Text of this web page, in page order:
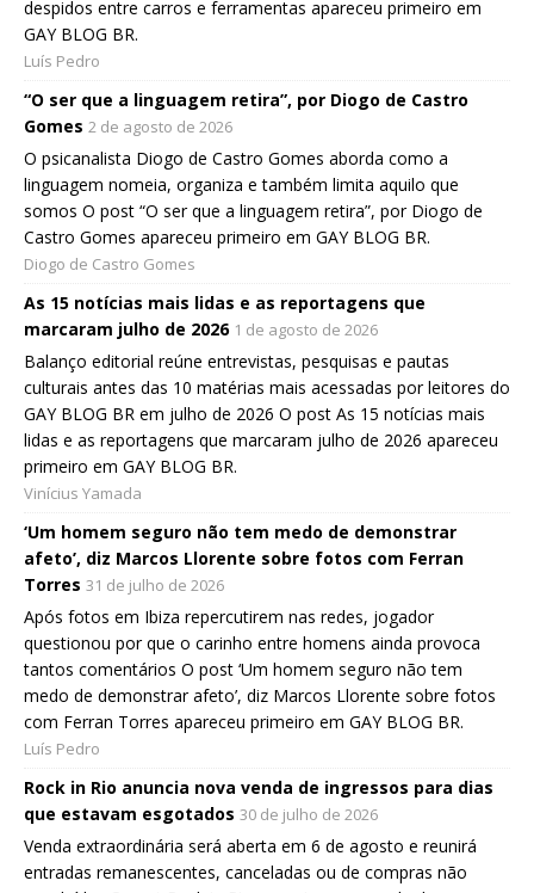
despidos entre carros e ferramentas apareceu primeiro em
GAY BLOG BR.
Luís Pedro
“O ser que a linguagem retira”, por Diogo de Castro
Gomes 2 de agosto de 2026
O psicanalista Diogo de Castro Gomes aborda como a
linguagem nomeia, organiza e também limita aquilo que
somos O post “O ser que a linguagem retira”, por Diogo de
Castro Gomes apareceu primeiro em GAY BLOG BR.
Diogo de Castro Gomes
As 15 notícias mais lidas e as reportagens que
marcaram julho de 2026 1 de agosto de 2026
Balanço editorial reúne entrevistas, pesquisas e pautas
culturais antes das 10 matérias mais acessadas por leitores do
GAY BLOG BR em julho de 2026 O post As 15 notícias mais
lidas e as reportagens que marcaram julho de 2026 apareceu
primeiro em GAY BLOG BR.
Vinícius Yamada
‘Um homem seguro não tem medo de demonstrar
afeto’, diz Marcos Llorente sobre fotos com Ferran
Torres 31 de julho de 2026
Após fotos em Ibiza repercutirem nas redes, jogador
questionou por que o carinho entre homens ainda provoca
tantos comentários O post ‘Um homem seguro não tem
medo de demonstrar afeto’, diz Marcos Llorente sobre fotos
com Ferran Torres apareceu primeiro em GAY BLOG BR.
Luís Pedro
Rock in Rio anuncia nova venda de ingressos para dias
que estavam esgotados 30 de julho de 2026
Venda extraordinária será aberta em 6 de agosto e reunirá
entradas remanescentes, canceladas ou de compras não